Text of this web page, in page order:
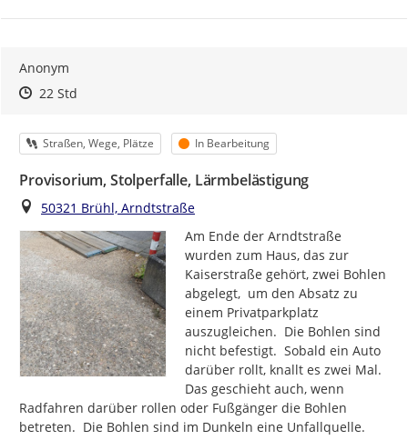
Anonym
Zeitpunkt des Erstellens
Zeitpunkt des Erstellens
22 StdZur Äußerung
Kategorie
Straßen, Wege, Plätze Status
In Bearbeitung
Provisorium, Stolperfalle, Lärmbelästigung
Ort
50321 Brühl, Arndtstraße
Am Ende der Arndtstraße
wurden zum Haus, das zur
Kaiserstraße gehört, zwei Bohlen
abgelegt,  um den Absatz zu
einem Privatparkplatz
auszugleichen.  Die Bohlen sind
nicht befestigt.  Sobald ein Auto
darüber rollt, knallt es zwei Mal.
Das geschieht auch, wenn
Radfahren darüber rollen oder Fußgänger die Bohlen
betreten.  Die Bohlen sind im Dunkeln eine Unfallquelle.